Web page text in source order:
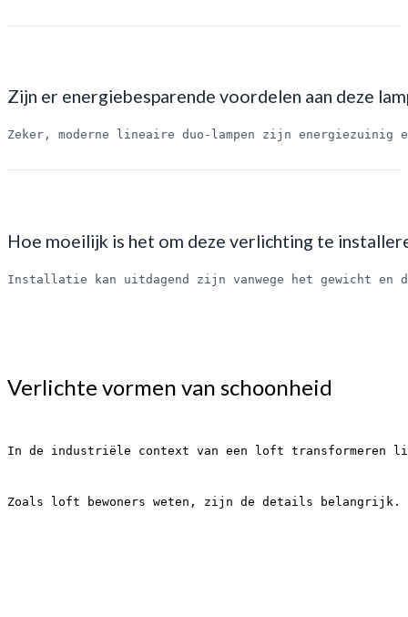
Zijn er energiebesparende voordelen aan deze
Zeker, moderne lineaire duo-lampen zijn energiezuinig
Hoe moeilijk is het om deze verlichting te
Installatie kan uitdagend zijn vanwege het gewicht
Verlichte vormen van schoonheid
In de industriële context van een loft transformeren
Zoals loft bewoners weten, zijn de details